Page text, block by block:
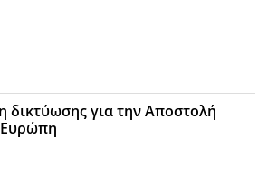
δικτύωσης για την Αποστολή
Ευρώπη